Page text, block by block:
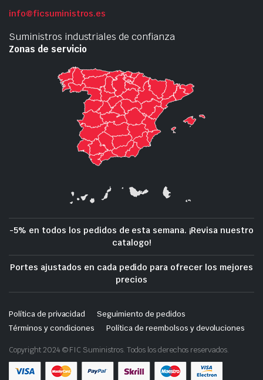
info@ficsuministros.es
Suministros industriales de confianza
Zonas de servicio
-5% en todos los pedidos de esta semana. ¡Revisa nuestro
catalogo!
Portes ajustados en cada pedido para ofrecer los mejores
precios
Política de privacidad
Seguimiento de pedidos
Términos y condiciones
Política de reembolsos y devoluciones
Copyright 2024 © FIC Suministros. Todos los derechos reservados.